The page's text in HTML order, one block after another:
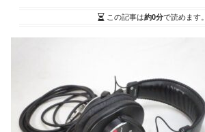
この記事は約0分で読めます。